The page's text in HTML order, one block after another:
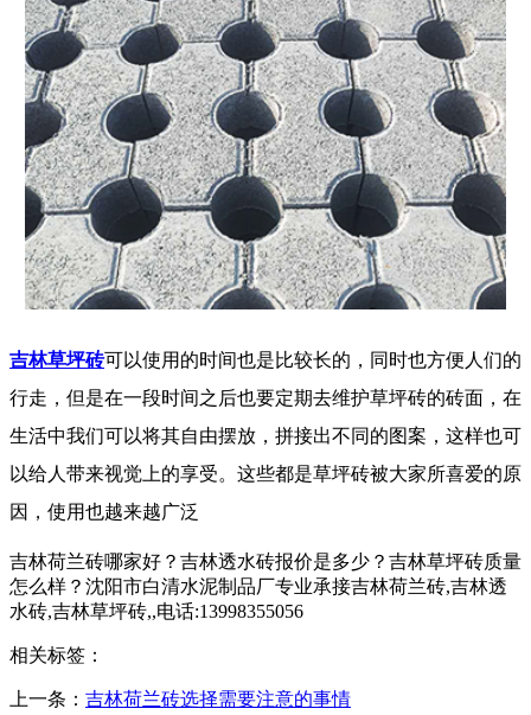
吉林草坪砖可以使用的时间也是比较长的，同时也方便人们的
行走，但是在一段时间之后也要定期去维护草坪砖的砖面，在
生活中我们可以将其自由摆放，拼接出不同的图案，这样也可
以给人带来视觉上的享受。这些都是草坪砖被大家所喜爱的原
因，使用也越来越广泛
吉林荷兰砖哪家好？吉林透水砖报价是多少？吉林草坪砖质量
怎么样？沈阳市白清水泥制品厂专业承接吉林荷兰砖,吉林透
水砖,吉林草坪砖,,电话:13998355056
相关标签：
上一条： 吉林荷兰砖选择需要注意的事情